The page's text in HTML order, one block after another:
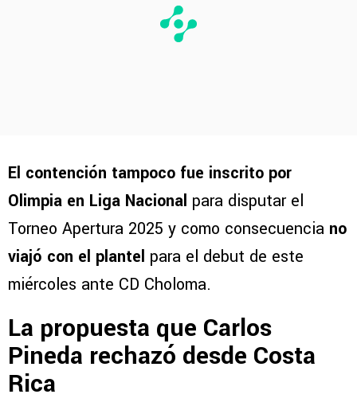
El contención tampoco fue inscrito por
Olimpia en Liga Nacional para disputar el
Torneo Apertura 2025 y como consecuencia no
viajó con el plantel para el debut de este
miércoles ante CD Choloma.
La propuesta que Carlos
Pineda rechazó desde Costa
Rica